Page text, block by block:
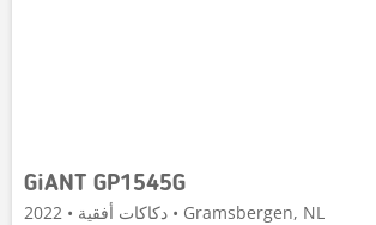
GiANT GP1545G
دكاكات أفقية • 2022 • Gramsbergen, NL